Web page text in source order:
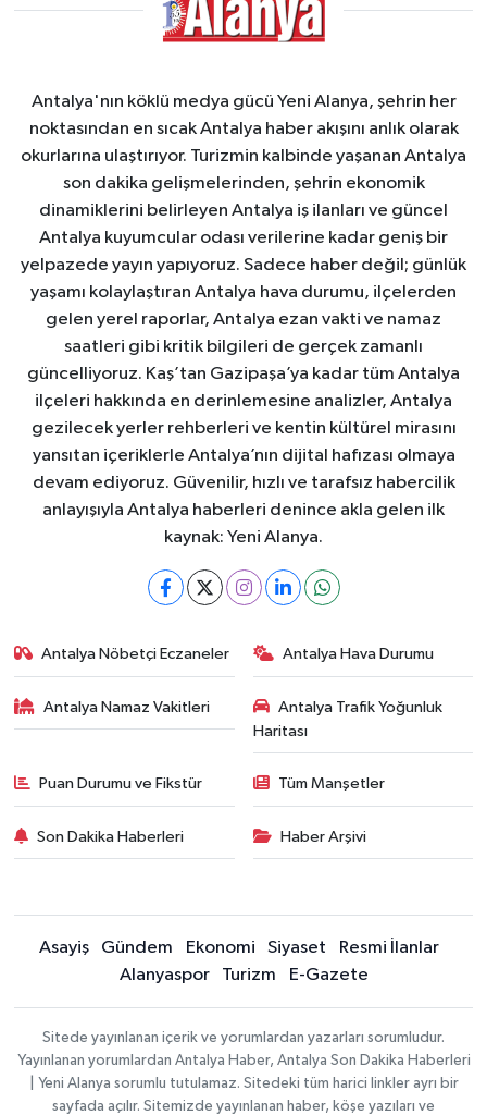
Antalya'nın köklü medya gücü Yeni Alanya, şehrin her
noktasından en sıcak Antalya haber akışını anlık olarak
okurlarına ulaştırıyor. Turizmin kalbinde yaşanan Antalya
son dakika gelişmelerinden, şehrin ekonomik
dinamiklerini belirleyen Antalya iş ilanları ve güncel
Antalya kuyumcular odası verilerine kadar geniş bir
yelpazede yayın yapıyoruz. Sadece haber değil; günlük
yaşamı kolaylaştıran Antalya hava durumu, ilçelerden
gelen yerel raporlar, Antalya ezan vakti ve namaz
saatleri gibi kritik bilgileri de gerçek zamanlı
güncelliyoruz. Kaş’tan Gazipaşa’ya kadar tüm Antalya
ilçeleri hakkında en derinlemesine analizler, Antalya
gezilecek yerler rehberleri ve kentin kültürel mirasını
yansıtan içeriklerle Antalya’nın dijital hafızası olmaya
devam ediyoruz. Güvenilir, hızlı ve tarafsız habercilik
anlayışıyla Antalya haberleri denince akla gelen ilk
kaynak: Yeni Alanya.
Antalya Nöbetçi Eczaneler Antalya Hava Durumu
Antalya Namaz Vakitleri
Antalya Trafik Yoğunluk
Haritası
Puan Durumu ve Fikstür Tüm Manşetler
Son Dakika Haberleri Haber Arşivi
Asayiş Gündem Ekonomi Siyaset
Resmi İlanlar
Alanyaspor
Turizm E-Gazete
Sitede yayınlanan içerik ve yorumlardan yazarları sorumludur.
Yayınlanan yorumlardan Antalya Haber, Antalya Son Dakika Haberleri
| Yeni Alanya sorumlu tutulamaz. Sitedeki tüm harici linkler ayrı bir
sayfada açılır. Sitemizde yayınlanan haber, köşe yazıları ve